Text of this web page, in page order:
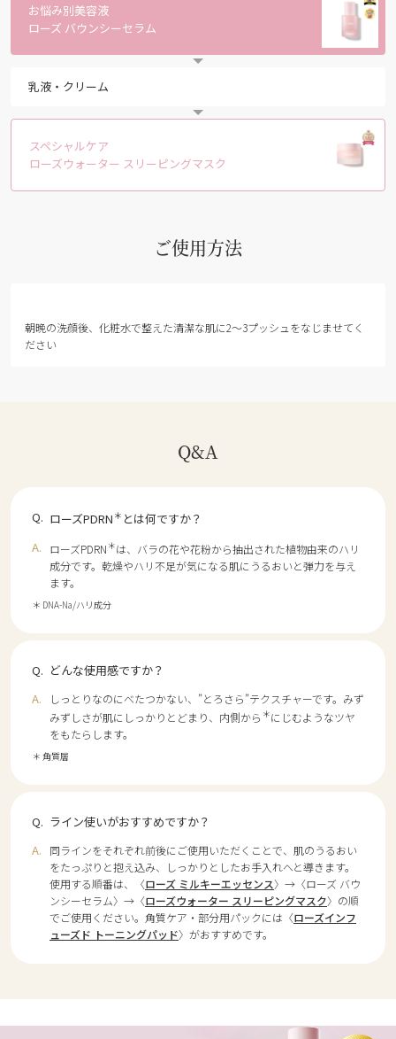
お悩み別美容液
ローズ バウンシーセラム
乳液・クリーム
スペシャルケア
ローズウォーター スリーピングマスク
ご使用方法
朝晩の洗顔後、化粧水で整えた清潔な肌に2～3プッシュをなじませてく
ださい
Q&A
ローズPDRN ＊ とは何ですか？
ローズPDRN ＊は、バラの花や花粉から抽出された植物由来のハリ
成分です。乾燥やハリ不足が気になる肌にうるおいと弾力を与え
ます。
＊ DNA-Na/ハリ成分
どんな使用感ですか？
しっとりなのにべたつかない、”とろさら”テクスチャーです。みず
みずしさが肌にしっかりとどまり、内側から ＊にじむようなツヤ
をもたらします。
＊ 角質層
ライン使いがおすすめですか？
同ラインをそれぞれ前後にご使用いただくことで、肌のうるおい
をたっぷりと抱え込み、しっかりとしたお手入れへと導きます。
使用する順番は、〈ローズ ミルキーエッセンス〉→〈ローズ バウ
ンシーセラム〉→〈ローズウォーター スリーピングマスク〉の順
でご使用ください。角質ケア・部分用パックには〈ローズインフ
ューズド トーニングパッド〉がおすすめです。